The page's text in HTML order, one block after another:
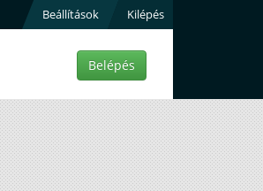
Beállítások Kilépés
Belépés